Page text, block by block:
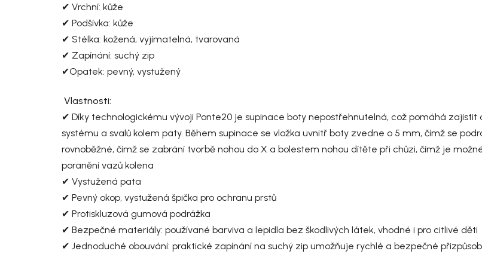
✔ Vrchní: kůže
✔ Podšívka: kůže
✔ Stélka: kožená, vyjímatelná, tvarovaná
✔ Zapínání: suchý zip
✔Opatek: pevný, vystužený
Vlastnosti:
✔ Díky technologickému vývoji Ponte20 je supinace boty nepostřehnutelná, což pomáhá
systému a svalů kolem paty. Během supinace se vložka uvnitř boty zvedne o 5 mm, čímž se
rovnoběžné, čímž se zabrání tvorbě nohou do X a bolestem nohou dítěte při chůzi, čímž je
poranění vazů kolena
✔ Vystužená pata
✔ Pevný okop, vystužená špička pro ochranu prstů
✔ Protiskluzová gumová podrážka
✔ Bezpečné materiály: používané barviva a lepidla bez škodlivých látek, vhodné i pro citlivé děti
✔ Jednoduché obouvání: praktické zapínání na suchý zip umožňuje rychlé a bezpečné